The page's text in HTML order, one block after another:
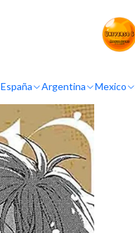
España Argentina Mexico